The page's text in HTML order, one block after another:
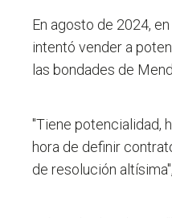
En agosto de 2024,
intentó vender a
las bondades de
"Tiene potencialidad,
hora de definir
de resolución